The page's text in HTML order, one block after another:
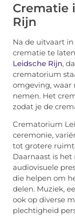
Crematie
Rijn
Na de uitvaart
crematie te
Leidsche Rijn,
crematorium
omgeving, waar
nemen. Het
zodat je de
Crematorium
ceremonie,
tot grotere
Daarnaast is
audiovisuele
die helpen om
delen. Muziek,
ook op diverse
plechtigheid